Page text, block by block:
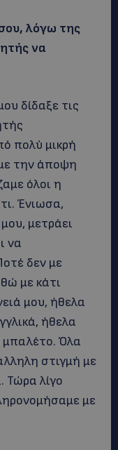
λόγω της
να
δίδαξε τις
πολύ μικρή
την άποψη
όλοι η
Ένιωσα,
μετράει
να
δεν με
με κάτι
μου, ήθελα
ήθελα
μπαλέτο. Όλα
στιγμή με
Τώρα λίγο
με